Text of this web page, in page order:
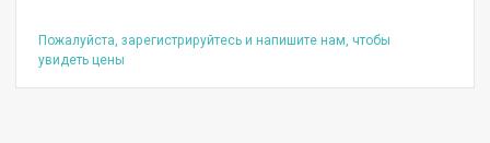
Пожалуйста, зарегистрируйтесь и напишите нам, чтобы
увидеть цены